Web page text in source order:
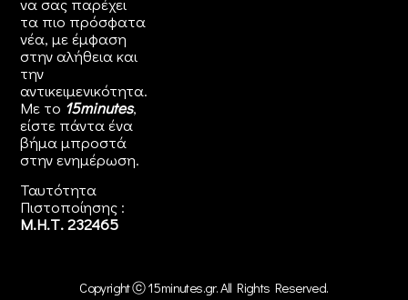
τα πιο πρόσφατα
νέα, με έμφαση
στην αλήθεια και
την
αντικειμενικότητα.
Με το 15minutes,
είστε πάντα ένα
βήμα μπροστά
στηνενημέρωση.
Ταυτότητα
Πιστοποίησης :
Μ.Η.Τ. 232465
Copyright ⓒ 15minutes.gr. All Rights Reserved.